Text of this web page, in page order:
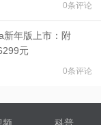
0条评论
新年版上市：附
元
0条评论